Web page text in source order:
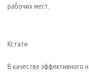
рабочих мест.
Кстати
В качестве эффективного